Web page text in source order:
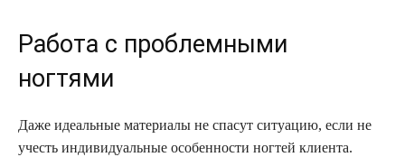
Работа с проблемными
ногтями
Даже идеальные материалы не спасут ситуацию, если не
учесть индивидуальные особенности ногтей клиента.